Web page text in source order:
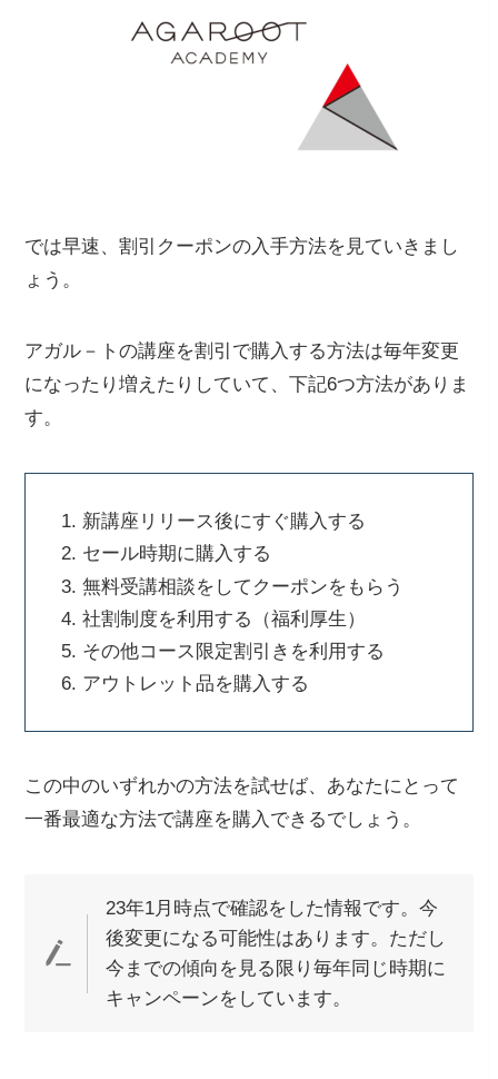
では早速、割引クーポンの入手方法を見ていきまし
ょう。
アガル－トの講座を割引で購入する方法は毎年変更
になったり増えたりしていて、下記6つ方法がありま
す。
新講座リリース後にすぐ購入する
セール時期に購入する
無料受講相談をしてクーポンをもらう
社割制度を利用する（福利厚生）
その他コース限定割引きを利用する
アウトレット品を購入する
この中のいずれかの方法を試せば、あなたにとって
一番最適な方法で講座を購入できるでしょう。
23年1月時点で確認をした情報です。今
後変更になる可能性はあります。ただし
今までの傾向を見る限り毎年同じ時期に
キャンペーンをしています。